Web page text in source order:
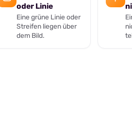
oder Linie
Eine grüne Linie oder
Streifen liegen über
dem Bild.